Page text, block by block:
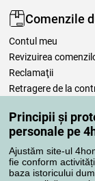
Principii și
personale pe
Ajustăm site-ul
fie conform
baza istoricului
Comenzile
Contul meu
Revizuirea
Reclamaţii
Retragere de la
Metode de